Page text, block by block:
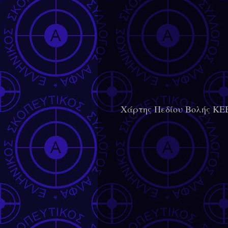
Χάρτης Πεδίου Βολής